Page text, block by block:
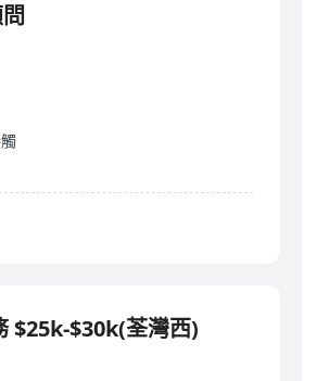
$25k-$30k(荃灣西)